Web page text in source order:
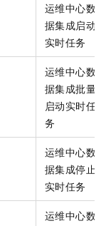
运维中心数
据集成启动
实时任务
运维中心数
据集成批量
启动实时任
务
运维中心数
据集成停止
实时任务
运维中心数